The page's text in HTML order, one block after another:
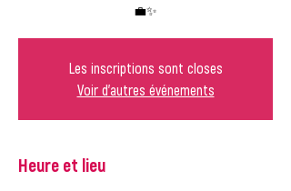
💼✨
Les inscriptions sont closes
Voir d'autres événements
Heure et lieu